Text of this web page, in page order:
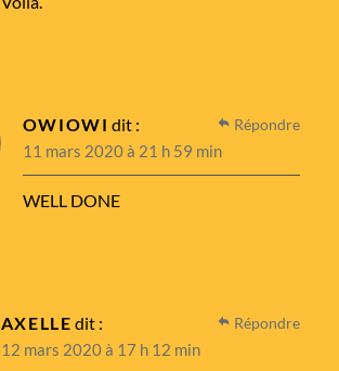
OWIOWI dit :
11 mars 2020 à 21 h 59 min
WELL DONE
Répondre
AXELLE dit :
12 mars 2020 à 17 h 12 min
Répondre